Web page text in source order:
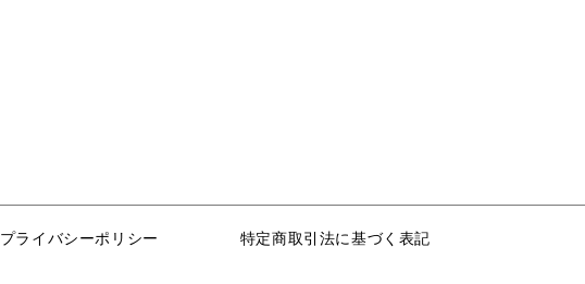
プライバシーポリシー 特定商取引法に基づく表記